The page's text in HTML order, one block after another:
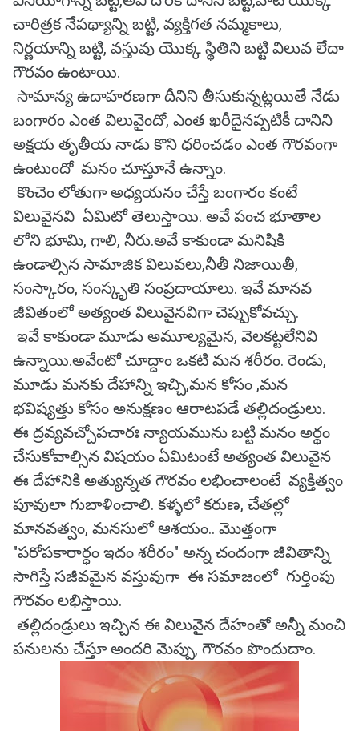
చారిత్రక నేపథ్యాన్ని బట్టి, వ్యక్తిగత నమ్మకాలు,
నిర్ణయాన్ని బట్టి, వస్తువు యొక్క స్థితిని బట్టి విలువ లేదా
గౌరవం ఉంటాయి.
సామాన్య ఉదాహరణగా దీనిని తీసుకున్నట్లయితే నేడు
బంగారం ఎంత విలువైందో, ఎంత ఖరీదైనప్పటికీ దానిని
అక్షయ తృతీయ నాడు కొని ధరించడం ఎంత గౌరవంగా
ఉంటుందో మనం చూస్తూనే ఉన్నాం.
కొంచెం లోతుగా అధ్యయనం చేస్తే బంగారం కంటే
విలువైనవి ఏమిటో తెలుస్తాయి. అవే పంచ భూతాల
లోని భూమి, గాలి, నీరు.అవే కాకుండా మనిషికి
ఉండాల్సిన సామాజిక విలువలు,నీతీ నిజాయితీ,
సంస్కారం, సంస్కృతి సంప్రదాయాలు. ఇవే మానవ
జీవితంలో అత్యంత విలువైనవిగా చెప్పుకోవచ్చు.
ఇవే కాకుండా మూడు అమూల్యమైన, వెలకట్టలేనివి
ఉన్నాయి.అవేంటో చూద్దాం ఒకటి మన శరీరం. రెండు,
మూడు మనకు దేహాన్ని ఇచ్చి,మన కోసం ,మన
భవిష్యత్తు కోసం అనుక్షణం ఆరాటపడే తల్లిదండ్రులు.
ఈ ద్రవ్యవచ్చోపచారః న్యాయమును బట్టి మనం అర్థం
చేసుకోవాల్సిన విషయం ఏమిటంటే అత్యంత విలువైన
ఈ దేహానికి అత్యున్నత గౌరవం లభించాలంటే వ్యక్తిత్వం
పూవులా గుబాళించాలి. కళ్ళలో కరుణ, చేతల్లో
మానవత్వం, మనసులో ఆశయం.. మొత్తంగా
"పరోపకారార్ధం ఇదం శరీరం" అన్న చందంగా జీవితాన్ని
సాగిస్తే సజీవమైన వస్తువుగా ఈ సమాజంలో గుర్తింపు
గౌరవం లభిస్తాయి.
తల్లిదండ్రులు ఇచ్చిన ఈ విలువైన దేహంతో అన్నీ మంచి
పనులను చేస్తూ అందరి మెప్పు, గౌరవం పొందుదాం.